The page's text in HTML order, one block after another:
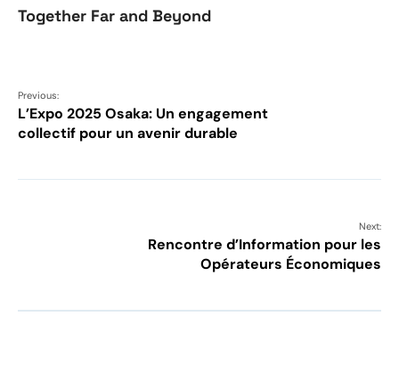
Together Far and Beyond
Previous:
L’Expo 2025 Osaka: Un engagement
collectif pour un avenir durable
Next:
Rencontre d’Information pour les
Opérateurs Économiques